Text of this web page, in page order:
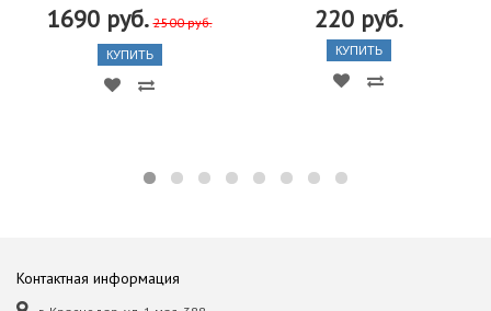
1690 руб. 2500 руб.
КУПИТЬ
220 руб.
КУПИТЬ
Контактная информация